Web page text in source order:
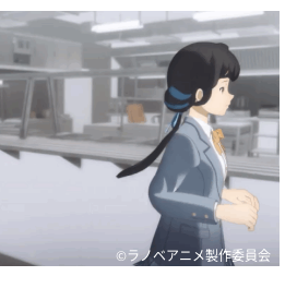
©ラノベアニメ製作委員会